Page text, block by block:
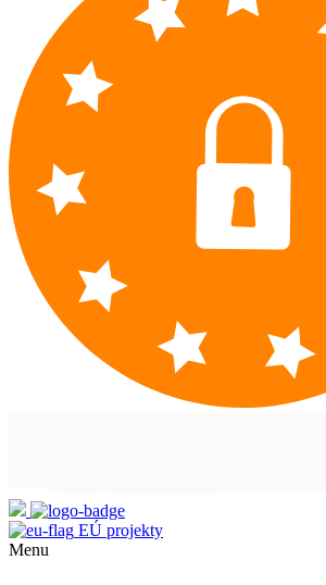
EÚ projekty
Menu